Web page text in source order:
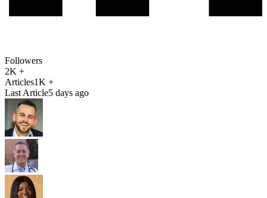
Followers
2K +
Articles1K +
Last Article5 days ago